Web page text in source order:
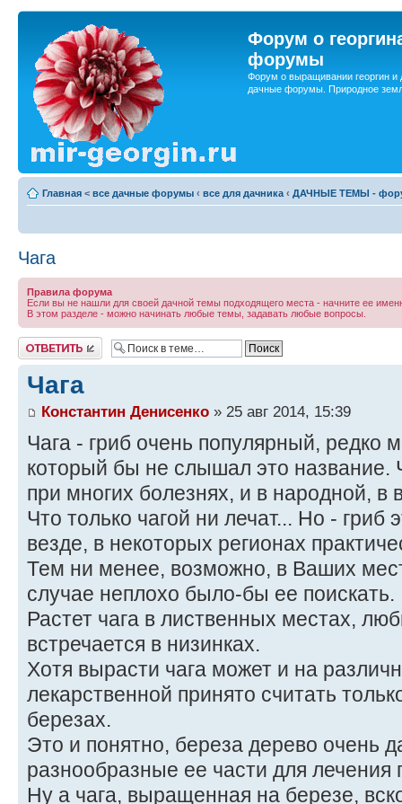
Форум о
форумы
Форум о выращивании георгин и
дачные форумы. Природное
Главная < все дачные форумы ‹ все для дачника ‹ ДАЧНЫЕ ТЕМЫ -
Чага
Правила форума
Если вы не нашли для своей дачной темы подходящего места - начните ее
В этом разделе - можно начинать любые темы, задавать любые вопросы.
Ответить
Чага
Константин Денисенко » 25 авг 2014, 15:39
Чага - гриб очень популярный, редко
который бы не слышал это название.
при многих болезнях, и в народной,
Что только чагой ни лечат... Но - гриб
везде, в некоторых регионах
Тем ни менее, возможно, в Ваших
случае неплохо было-бы ее поискать.
Растет чага в лиственных местах,
встречается в низинках.
Хотя вырасти чага может и на
лекарственной принято считать
березах.
Это и понятно, береза дерево очень
разнообразные ее части для лечения
Ну а чага, выращенная на березе,